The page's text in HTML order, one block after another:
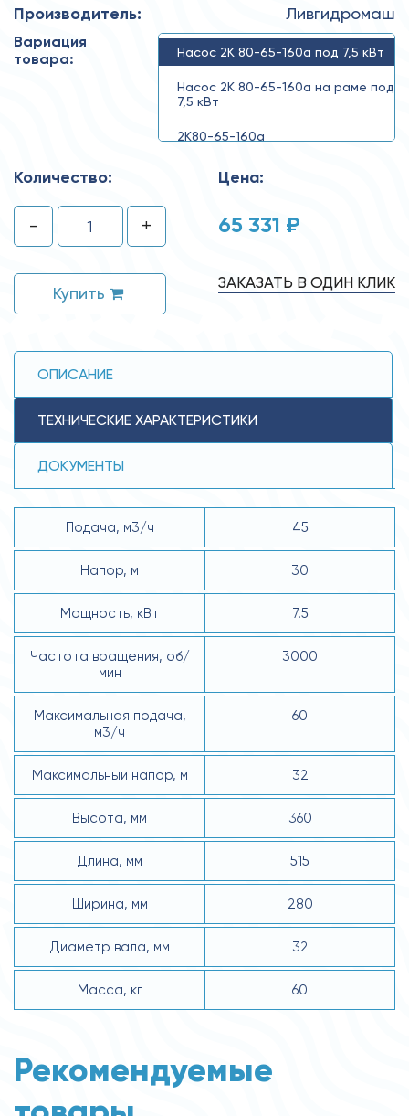
Производитель: Ливгидромаш
Вариация
товара:
Насос 2К 80-65-160а под 7,5 кВт
Насос 2К 80-65-160а на раме под
7,5 кВт
2К80-65-160а
Количество:
- +
Купить
Цена:
65 331 ₽
ЗАКАЗАТЬ В ОДИН КЛИК
ОПИСАНИЕ
ТЕХНИЧЕСКИЕ ХАРАКТЕРИСТИКИ
ДОКУМЕНТЫ
Подача, м3/ч 45
Напор, м 30
Мощность, кВт 7.5
Частота вращения, об/
мин
3000
Максимальная подача,
м3/ч
60
Максимальный напор, м 32
Высота, мм 360
Длина, мм 515
Ширина, мм 280
Диаметр вала, мм 32
Масса, кг 60
Рекомендуемые